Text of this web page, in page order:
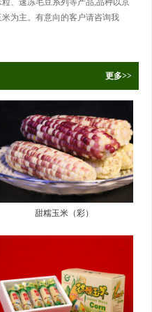
为主。有意向的客户请咨询我
更多>>
甜糯玉米（彩）